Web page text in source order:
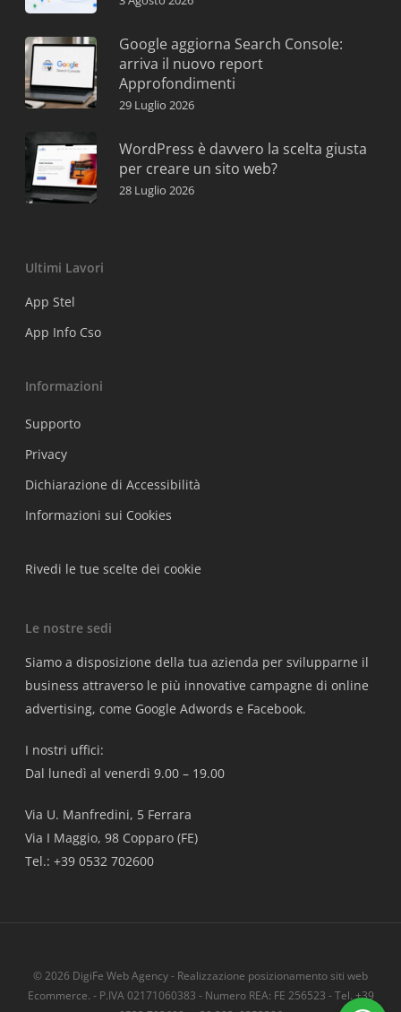
Google aggiorna Search Console:
arriva il nuovo report
Approfondimenti
29 Luglio 2026
WordPress è davvero la scelta giusta
per creare un sito web?
28 Luglio 2026
Ultimi Lavori
App Stel
App Info Cso
Informazioni
Supporto
Privacy
Dichiarazione di Accessibilità
Informazioni sui Cookies
Rivedi le tue scelte dei cookie
Le nostre sedi
Siamo a disposizione della tua azienda per svilupparne il
business attraverso le più innovative campagne di online
advertising, come Google Adwords e Facebook.
I nostri uffici:
Dal lunedì al venerdì 9.00 – 19.00
Via U. Manfredini, 5 Ferrara
Via I Maggio, 98 Copparo (FE)
Tel.: +39 0532 702600
© 2026 DigiFe Web Agency - Realizzazione posizionamento siti web
Ecommerce. - P.IVA 02171060383 - Numero REA: FE 256523 - Tel. +39